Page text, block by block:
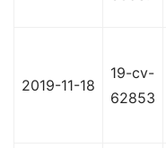
2019-11-18
19-cv-
62853